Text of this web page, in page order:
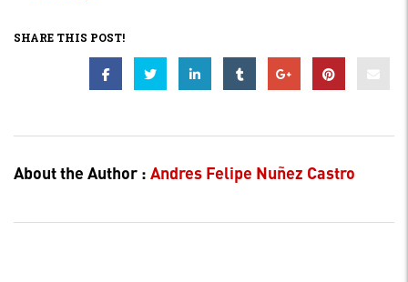
SHARE THIS POST!
About the Author : Andres Felipe Nuñez Castro